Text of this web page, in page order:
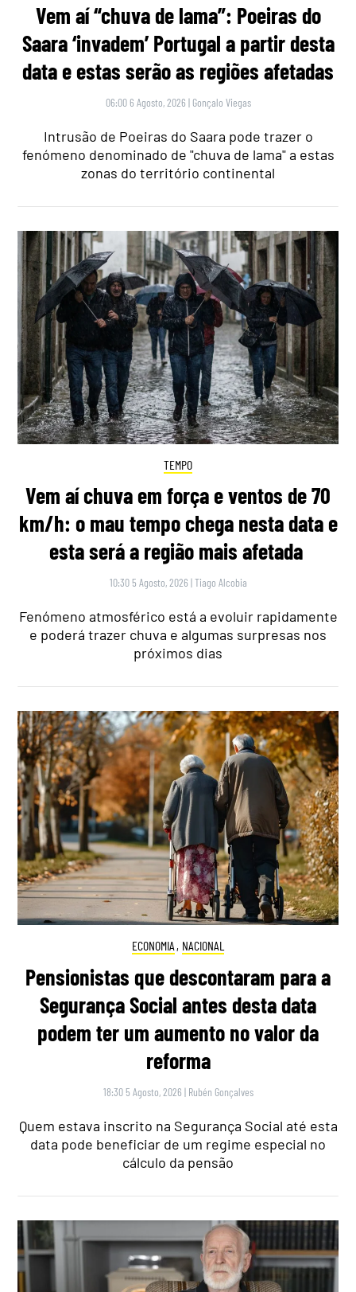
Vem aí “chuva de lama”: Poeiras do
Saara ‘invadem’ Portugal a partir desta
data e estas serão as regiões afetadas
06:00 6 Agosto, 2026 | Gonçalo Viegas
Intrusão de Poeiras do Saara pode trazer o
fenómeno denominado de "chuva de lama" a estas
zonas do território continental
TEMPO
Vem aí chuva em força e ventos de 70
km/h: o mau tempo chega nesta data e
esta será a região mais afetada
10:30 5 Agosto, 2026 |Tiago Alcobia
Fenómeno atmosférico está a evoluir rapidamente
e poderá trazer chuva e algumas surpresas nos
próximos dias
ECONOMIA , NACIONAL
Pensionistas que descontaram para a
Segurança Social antes desta data
podem ter um aumento no valor da
reforma
18:30 5 Agosto, 2026 | Rubén Gonçalves
Quem estava inscrito na Segurança Social até esta
data pode beneficiar de um regime especial no
cálculo da pensão